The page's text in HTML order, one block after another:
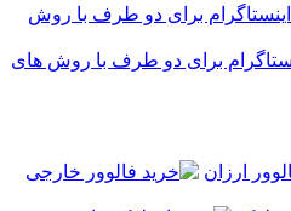
برای دو طرف با روش های